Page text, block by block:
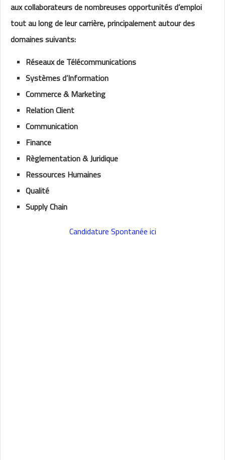
aux collaborateurs de nombreuses opportunités d’emploi
tout au long de leur carrière, principalement autour des
domaines suivants:
Réseaux de Télécommunications
Systèmes d’Information
Commerce & Marketing
Relation Client
Communication
Finance
Règlementation & Juridique
​​Ressources Humaines
Qualité
Supply Chain
Candidature Spontanée ici